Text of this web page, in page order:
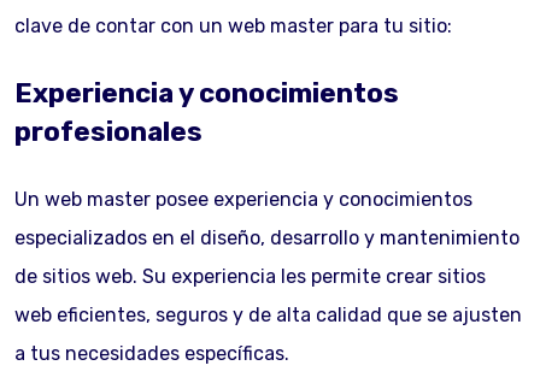
clave de contar con un web master para tu sitio:
Experiencia y conocimientos
profesionales
Un web master posee experiencia y conocimientos
especializados en el diseño, desarrollo y mantenimiento
de sitios web. Su experiencia les permite crear sitios
web eficientes, seguros y de alta calidad que se ajusten
a tus necesidades específicas.